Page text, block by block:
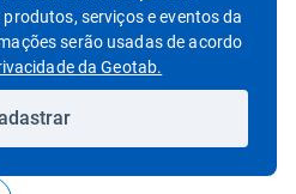
serviços e eventos da
serão usadas de acordo
da Geotab.